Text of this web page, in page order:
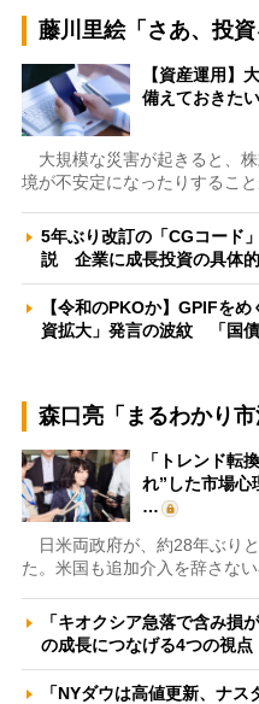
藤川里絵「さあ、投資
【資産運用】
備えておきた
大規模な災害が起きると、
境が不安定になったりするこ
5年ぶり改訂の「CGコード
説 企業に成長投資の具体
【令和のPKOか】GPIFを
資拡大」発言の波紋 「国
森口亮「まるわかり市
「トレンド転
れ”した市場心
…
日米両政府が、約28年ぶり
た。米国も追加介入を辞さな
「キオクシア急落で含み
の成長につなげる4つの視
「NYダウは高値更新、ナ